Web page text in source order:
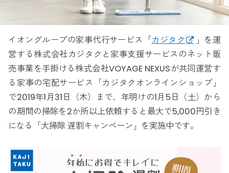
イオングループの家事代行サービス「カジタク
」を運
営する株式会社カジタクと家事支援サービスのネット販
売事業を手掛ける株式会社VOYAGE NEXUSが共同運営す
る家事の宅配サービス「カジタクオンラインショップ」
で2019年1月31日（木）まで、年明けの1月5日（土）から
の期間の掃除を2か所以上依頼すると最大で5,000円引き
になる「大掃除 遅割キャンペーン」を実施中です。